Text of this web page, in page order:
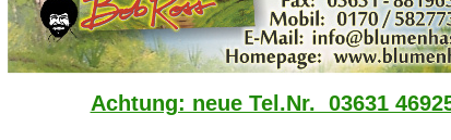
Achtung: neue Tel.Nr. 03631